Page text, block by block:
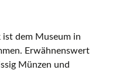
ist dem Museum in
Erwähnenswert
Münzen und